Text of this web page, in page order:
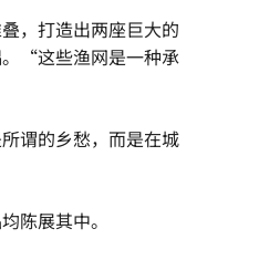
，打造出两座巨大的
。“这些渔网是一种承
谓的乡愁，而是在城
陈展其中。